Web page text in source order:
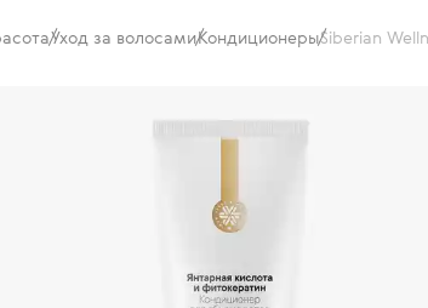
Уход за волосамиКондиционерыSiberian